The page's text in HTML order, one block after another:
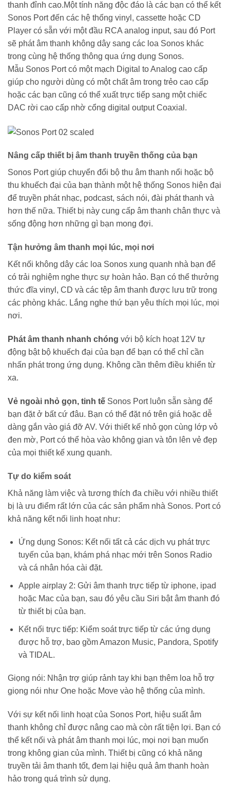
thanh đỉnh cao.Một tính năng độc đáo là các bạn có thể kết
Sonos Port đến các hệ thống vinyl, cassette hoặc CD
Player có sẵn với một đầu RCA analog input, sau đó Port
sẽ phát âm thanh không dây sang các loa Sonos khác
trong cùng hệ thống thông qua ứng dụng Sonos.
Mẫu Sonos Port có một mạch Digital to Analog cao cấp
giúp cho người dùng có một chất âm trong trẻo cao cấp
hoặc các bạn cũng có thể xuất trực tiếp sang một chiếc
DAC rời cao cấp nhờ cổng digital output Coaxial.
Nâng cấp thiết bị âm thanh truyền thống của bạn
Sonos Port giúp chuyển đổi bộ thu âm thanh nổi hoặc bộ
thu khuếch đại của bạn thành một hệ thống Sonos hiện đại
để truyền phát nhạc, podcast, sách nói, đài phát thanh và
hơn thế nữa. Thiết bị này cung cấp âm thanh chân thực và
sống động hơn những gì bạn mong đợi.
Tận hưởng âm thanh mọi lúc, mọi nơi
Kết nối không dây các loa Sonos xung quanh nhà bạn để
có trải nghiệm nghe thực sự hoàn hảo. Bạn có thể thưởng
thức đĩa vinyl, CD và các tệp âm thanh được lưu trữ trong
các phòng khác. Lắng nghe thứ bạn yêu thích mọi lúc, mọi
nơi.
Phát âm thanh nhanh chóng với bộ kích hoạt 12V tự
động bật bộ khuếch đại của bạn để bạn có thể chỉ cần
nhấn phát trong ứng dụng. Không cần thêm điều khiển từ
xa.
Vẻ ngoài nhỏ gọn, tinh tế Sonos Port luôn sẵn sàng để
bạn đặt ở bất cứ đâu. Bạn có thể đặt nó trên giá hoặc dễ
dàng gắn vào giá đỡ AV. Với thiết kế nhỏ gọn cùng lớp vỏ
đen mờ, Port có thể hòa vào không gian và tôn lên vẻ đẹp
của mọi thiết kế xung quanh.
Tự do kiểm soát
Khả năng làm việc và tương thích đa chiều với nhiều thiết
bị là ưu điểm rất lớn của các sản phẩm nhà Sonos. Port có
khả năng kết nối linh hoạt như:
Ứng dụng Sonos: Kết nối tất cả các dịch vụ phát trực
tuyến của bạn, khám phá nhạc mới trên Sonos Radio
và cá nhân hóa cài đặt.
Apple airplay 2: Gửi âm thanh trực tiếp từ iphone, ipad
hoặc Mac của bạn, sau đó yêu cầu Siri bật âm thanh đó
từ thiết bị của bạn.
Kết nối trực tiếp: Kiểm soát trực tiếp từ các ứng dụng
được hỗ trợ, bao gồm Amazon Music, Pandora, Spotify
và TIDAL.
Giọng nói: Nhận trợ giúp rảnh tay khi bạn thêm loa hỗ trợ
giọng nói như One hoặc Move vào hệ thống của mình.
Với sự kết nối linh hoạt của Sonos Port, hiệu suất âm
thanh không chỉ được nâng cao mà còn rất tiện lợi. Bạn có
thể kết nối và phát âm thanh mọi lúc, mọi nơi bạn muốn
trong không gian của mình. Thiết bị cũng có khả năng
truyền tải âm thanh tốt, đem lại hiệu quả âm thanh hoàn
hảo trong quá trình sử dụng.